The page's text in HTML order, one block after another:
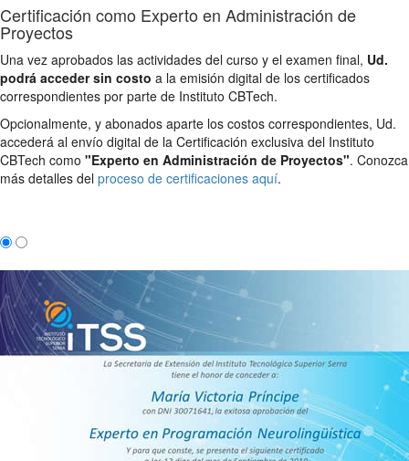
Certificación como Experto en Administración de
Proyectos
Una vez aprobados las actividades del curso y el examen final, Ud.
podrá acceder sin costo a la emisión digital de los certificados
correspondientes por parte de Instituto CBTech.
Opcionalmente, y abonados aparte los costos correspondientes, Ud.
accederá al envío digital de la Certificación exclusiva del Instituto
CBTech como "Experto en Administración de Proyectos". Conozca
más detalles del proceso de certificaciones aquí.